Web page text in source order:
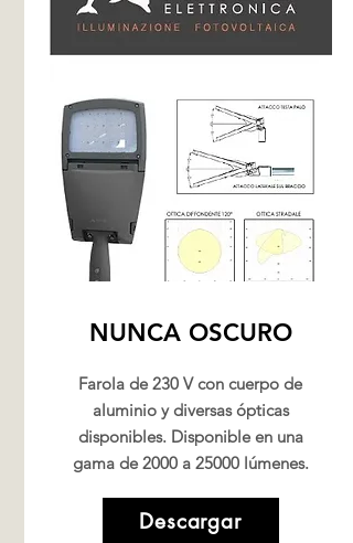
NUNCA OSCURO
Farola de 230 V con cuerpo de
aluminio y diversas ópticas
disponibles. Disponible en una
gama de 2000 a 25000 lúmenes.
Descargar